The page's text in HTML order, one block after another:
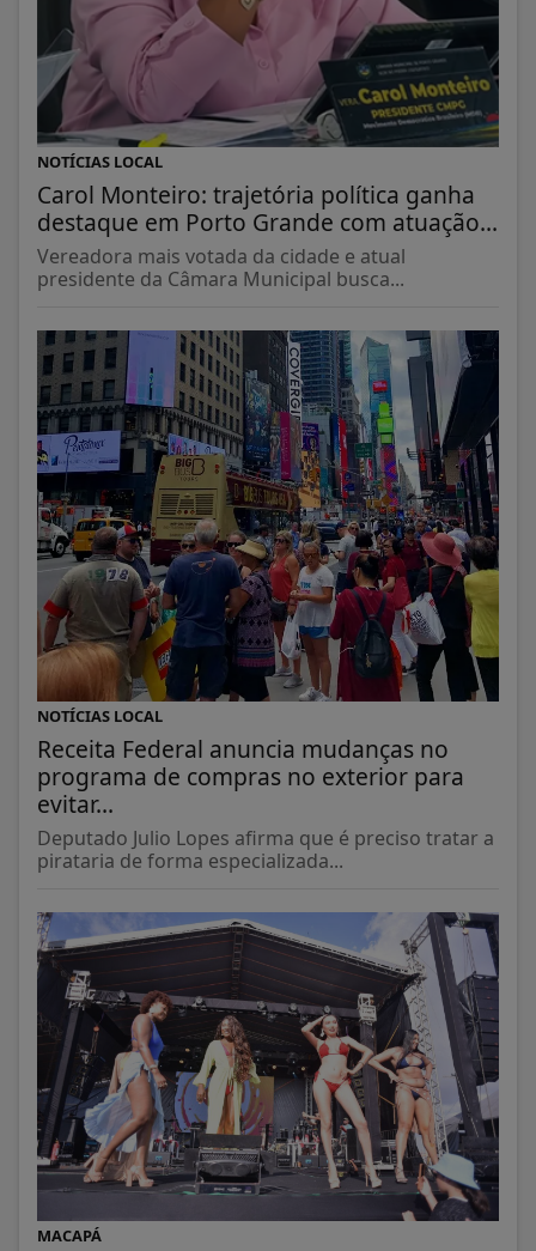
NOTÍCIAS LOCAL
Carol Monteiro: trajetória política ganha
destaque em Porto Grande com atuação...
Vereadora mais votada da cidade e atual
presidente da Câmara Municipal busca...
NOTÍCIAS LOCAL
Receita Federal anuncia mudanças no
programa de compras no exterior para
evitar...
Deputado Julio Lopes afirma que é preciso tratar a
pirataria de forma especializada...
MACAPÁ